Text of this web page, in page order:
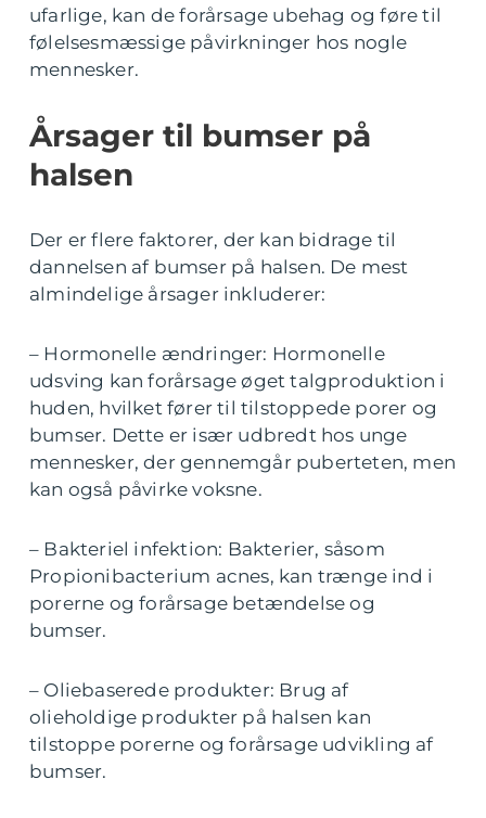
ufarlige, kan de forårsage ubehag og føre til
følelsesmæssige påvirkninger hos nogle
mennesker.
Årsager til bumser på
halsen
Der er flere faktorer, der kan bidrage til
dannelsen af bumser på halsen. De mest
almindelige årsager inkluderer:
– Hormonelle ændringer: Hormonelle
udsving kan forårsage øget talgproduktion i
huden, hvilket fører til tilstoppede porer og
bumser. Dette er især udbredt hos unge
mennesker, der gennemgår puberteten, men
kan også påvirke voksne.
– Bakteriel infektion: Bakterier, såsom
Propionibacterium acnes, kan trænge ind i
porerne og forårsage betændelse og
bumser.
– Oliebaserede produkter: Brug af
olieholdige produkter på halsen kan
tilstoppe porerne og forårsage udvikling af
bumser.